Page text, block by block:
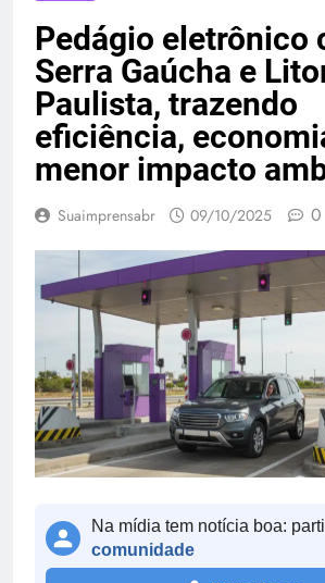
Pedágio eletrônico
Serra Gaúcha e
Paulista, trazendo
eficiência,
menor impacto
Suaimprensabr 09/10/2025 0
Na mídia tem notícia boa:
comunidade